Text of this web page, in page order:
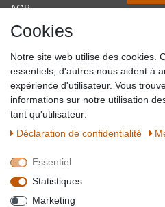
AGB
Impressum
Blog
SICHER EINKAUFEN
QUALITÄT
Cookies
Notre site web utilise des cookies.
essentiels, d'autres nous aident à
expérience d'utilisateur. Vous
informations sur notre utilisation
tant qu'utilisateur:
Déclaration de confidentialité
Essentiel
Statistiques
Marketing